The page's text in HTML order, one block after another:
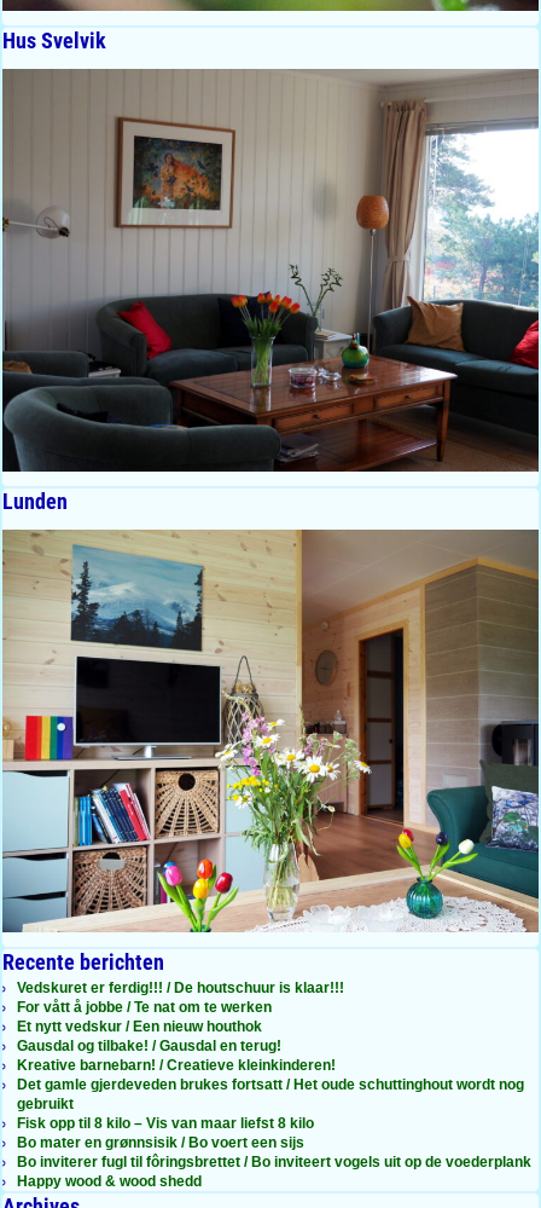
Hus Svelvik
Lunden
Recente berichten
Vedskuret er ferdig!!! / De houtschuur is klaar!!!
For vått å jobbe / Te nat om te werken
Et nytt vedskur / Een nieuw houthok
Gausdal og tilbake! / Gausdal en terug!
Kreative barnebarn! / Creatieve kleinkinderen!
Det gamle gjerdeveden brukes fortsatt / Het oude schuttinghout wordt nog
gebruikt
Fisk opp til 8 kilo – Vis van maar liefst 8 kilo
Bo mater en grønnsisik / Bo voert een sijs
Bo inviterer fugl til fôringsbrettet / Bo inviteert vogels uit op de voederplank
Happy wood & wood shedd